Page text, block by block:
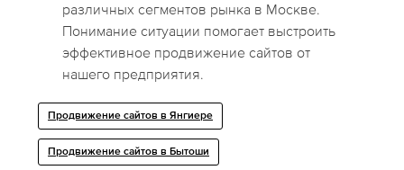
различных сегментов рынка в Москве.
Понимание ситуации помогает выстроить
эффективное продвижение сайтов от
нашего предприятия.
Продвижение сайтов в Янгиере
Продвижение сайтов в Бытоши